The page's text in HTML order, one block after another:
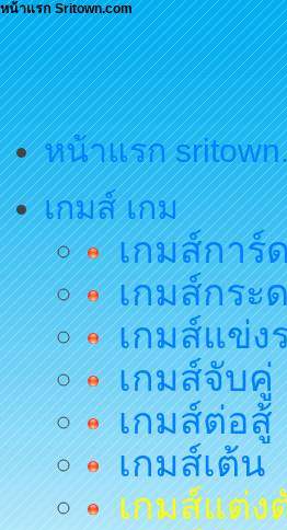
หน้าแรก Sritown.com
หน้าแรก
เกมส์ เกม
เกมส์การ์
เกมส์กระ
เกมส์แข่ง
เกมส์จับคู่
เกมส์ต่อสู้
เกมส์เต้น
เกมส์แต่ง